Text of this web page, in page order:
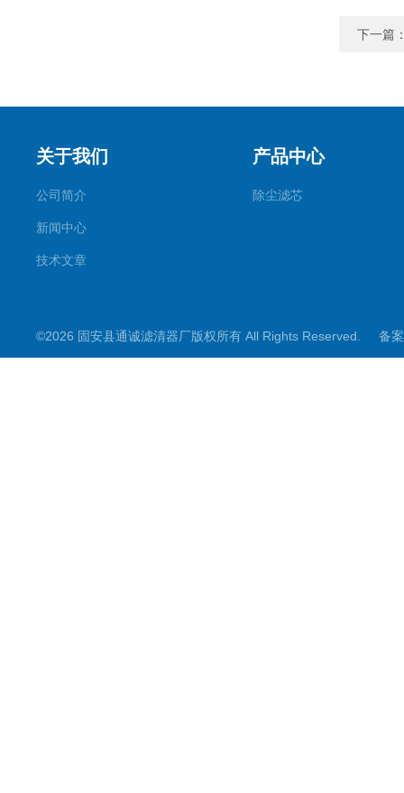
下一篇
关于我们
公司简介
新闻中心
技术文章
产品中心
除尘滤芯
©2026 固安县通诚滤清器厂版权所有 All Rights Reserved. 备